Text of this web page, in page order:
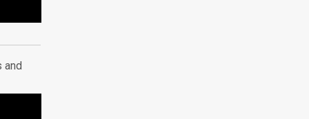
and